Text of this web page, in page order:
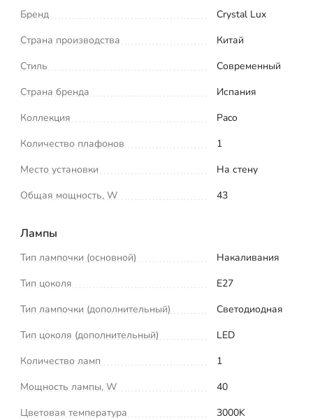
Бренд
Crystal Lux
Страна производства
Китай
Стиль
Современный
Страна бренда
Испания
Коллекция
Paco
Количество плафонов
1
Место установки
На стену
Общая мощность, W
43
Лампы
Тип лампочки (основной)
Накаливания
Тип цоколя
E27
Тип лампочки (дополнительный)
Светодиодная
Тип цоколя (дополнительный)
LED
Количество ламп
1
Мощность лампы, W
40
Цветовая температура
3000K